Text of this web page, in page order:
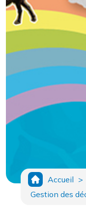
Accueil >
Gestion des